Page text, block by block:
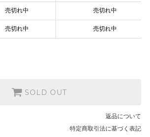
3,400円(税込3,740円)
売切れ中
SOLD OUT
売切れ中 売切れ中
売切れ中 売切れ中
SOLD OUT
返品について
特定商取引法に基づく表記